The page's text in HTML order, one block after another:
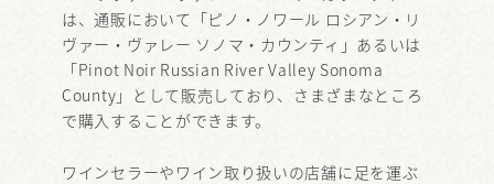
は、通販において「ピノ・ノワール ロシアン・リ
ヴァー・ヴァレー ソノマ・カウンティ」あるいは
「Pinot Noir Russian River Valley Sonoma
County」として販売しており、さまざまなところ
で購入することができます。
ワインセラーやワイン取り扱いの店舗に足を運ぶ